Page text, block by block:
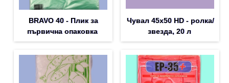
BRAVO 40 - Плик за
първична опаковка
Чувал 45х50 HD - ролка/
звезда, 20 л